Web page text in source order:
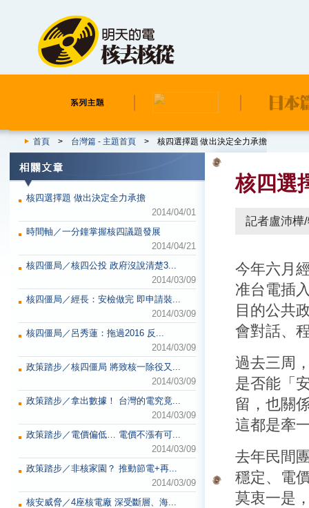
首頁> 台灣篇 - 主題首頁> 核四選擇題 做出決定全力承擔
核四選擇題 做出決定全力承擔
2014/04/01
時間軸／一分鐘掌握核四議題發展
2014/04/21
核四僵局／核四公投 政府沒說清楚3...
2014/03/09
核四僵局／經長：安檢做完 即申請裝...
2014/03/09
核四僵局／呂秀蓮：拖過2016 反...
2014/03/09
政策踏步／核四僵局 將致核一除役又...
2014/03/09
政策踏步／拿出數據！ 台灣的電究竟...
2014/03/09
政策踏步／電價偏低… 電價不漲有可...
2014/03/09
政策踏步／非核家園？ 推動節電+再...
2014/03/09
核安威脅／4座核電廠 深受斷層、海...
核四選
記者盧沛樺
今年六月
准台電插
目的公共
會對話、
過去三周
是否能「
留，也關
這都是牽
去年民間
穩定、電
莫衷一是